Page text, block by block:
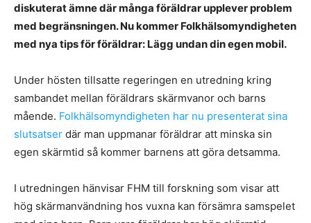
diskuterat ämne där många föräldrar upplever problem
med begränsningen. Nu kommer Folkhälsomyndigheten
med nya tips för föräldrar: Lägg undan din egen mobil.
Under hösten tillsatte regeringen en utredning kring
sambandet mellan föräldrars skärmvanor och barns
mående. Folkhälsomyndigheten har nu presenterat sina
slutsatser där man uppmanar föräldrar att minska sin
egen skärmtid så kommer barnens att göra detsamma.
I utredningen hänvisar FHM till forskning som visar att
hög skärmanvändning hos vuxna kan försämra samspelet